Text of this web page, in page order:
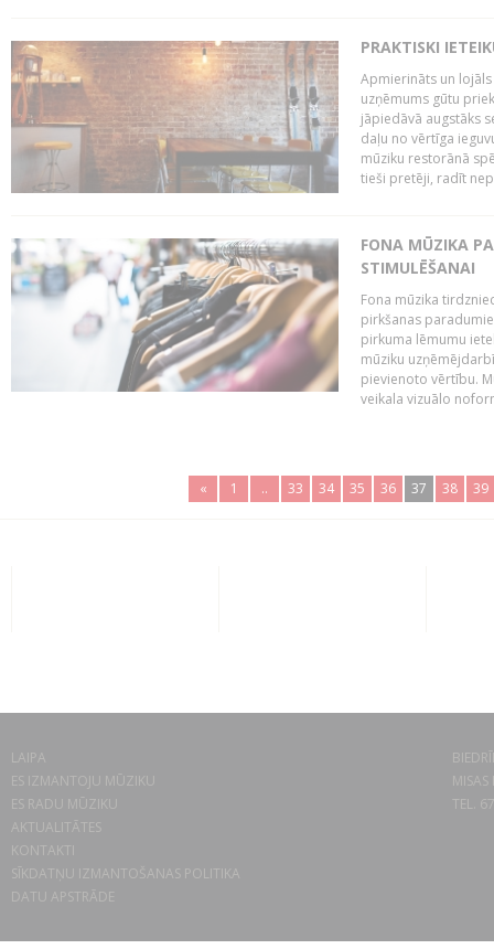
PRAKTISKI
Apmierināts un
uzņēmums gūtu
jāpiedāvā augstāks
daļu no vērtīga
mūziku restorānā
tieši pretēji, radīt
FONA MŪZIKA
STIMULĒŠANAI
Fona mūzika
pirkšanas
pirkuma lēmumu
mūziku
pievienoto vērtību.
veikala vizuālo
« 1 .. 33 34 35 36 37 38 39
LAIPA
ES IZMANTOJU MŪZIKU
ES RADU MŪZIKU
AKTUALITĀTES
KONTAKTI
SĪKDATŅU IZMANTOŠANAS POLITIKA
DATU APSTRĀDE
TEL.